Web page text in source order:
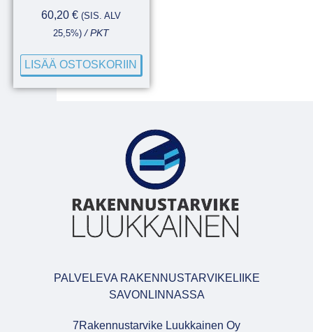
60,20€ (SIS. ALV
25,5%) / PKT
LISÄÄ OSTOSKORIIN
PALVELEVA RAKENNUSTARVIKELIIKE
SAVONLINNASSA
7Rakennustarvike Luukkainen Oy